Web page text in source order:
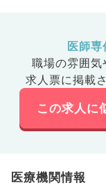
医師
職場の雰囲気
求人票に掲載
この求人に
医療機関情報